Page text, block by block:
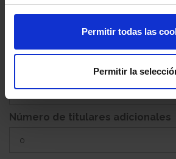
Permitir todas las
Permitir la
Número de titulares adicionales